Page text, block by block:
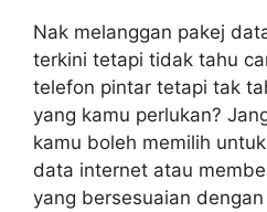
Nak melanggan pakej
terkini tetapi tidak tahu
telefon pintar tetapi tak
yang kamu perlukan?
kamu boleh memilih
data internet atau
yang bersesuaian